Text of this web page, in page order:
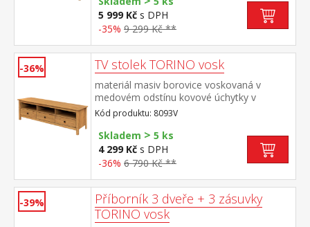
5 999 Kč s DPH
-35% 9 299 Kč **
-36% TV stolek TORINO vosk
materiál masiv borovice voskovaná v
medovém odstínu kovové úchytky v
barevném provedení černěná mosaz 3
zásuvky s kovovými pojezdy
Kód produktu: 8093V
Skladem > 5 ks
4 299 Kč s DPH
-36% 6 790 Kč **
-39%
Příborník 3 dveře + 3 zásuvky
TORINO vosk